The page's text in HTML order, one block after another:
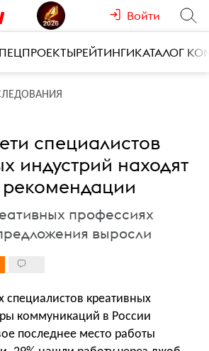
Войти
РЕЙТИНГИКАТАЛОГ
специалистов
индустрий находят
профессиях
выросли
специалистов креативных
коммуникаций в России
последнее место работы